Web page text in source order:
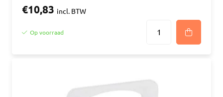
€10,83 incl. BTW
Op voorraad